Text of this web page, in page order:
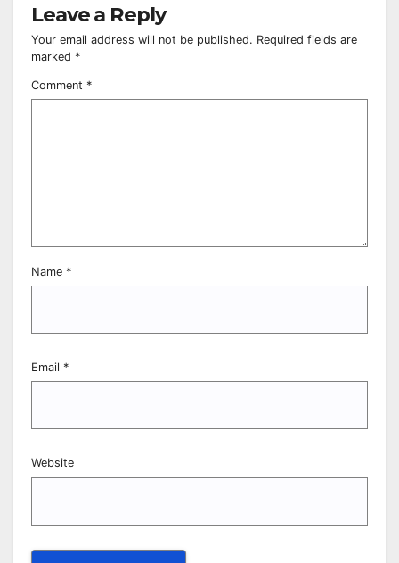
Leave a Reply
Your email address will not be published. Required fields are
marked *
Comment *
Name *
Email *
Website